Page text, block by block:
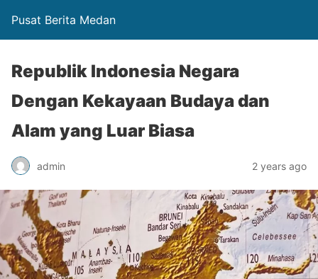
Pusat Berita Medan
Republik Indonesia Negara
Dengan Kekayaan Budaya dan
Alam yang Luar Biasa
admin 2 years ago